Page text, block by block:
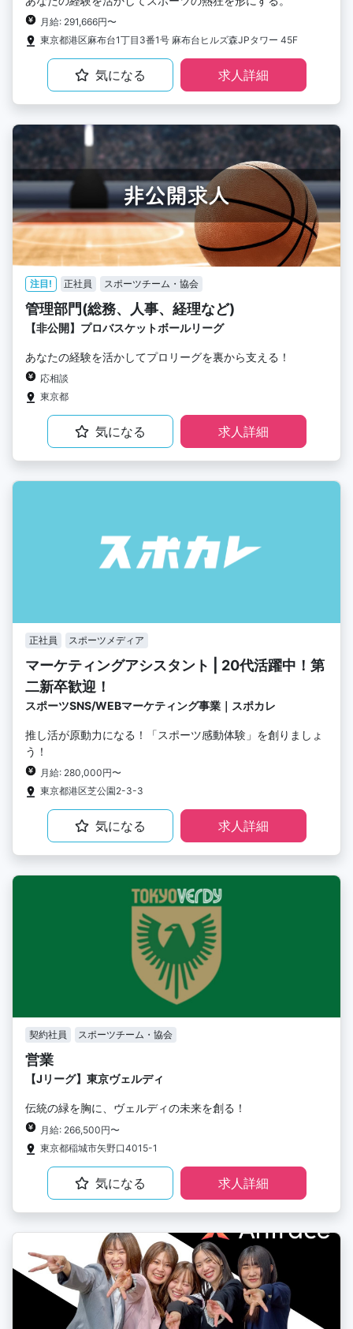
月給: 291,666円〜
東京都港区麻布台1丁目3番1号 麻布台ヒルズ森JPタワー 45F
気になる 求人詳細
注目! 正社員 スポーツチーム・協会
管理部門(総務、人事、経理など)
【非公開】プロバスケットボールリーグ
あなたの経験を活かしてプロリーグを裏から支える！
応相談
東京都
気になる 求人詳細
正社員 スポーツメディア
マーケティングアシスタント | 20代活躍中！第
二新卒歓迎！
スポーツSNS/WEBマーケティング事業｜スポカレ
推し活が原動力になる！「スポーツ感動体験」を創りましょ
う！
月給: 280,000円〜
東京都港区芝公園2-3-3
気になる 求人詳細
契約社員 スポーツチーム・協会
営業
【Jリーグ】東京ヴェルディ
伝統の緑を胸に、ヴェルディの未来を創る！
月給: 266,500円〜
東京都稲城市矢野口4015-1
気になる 求人詳細